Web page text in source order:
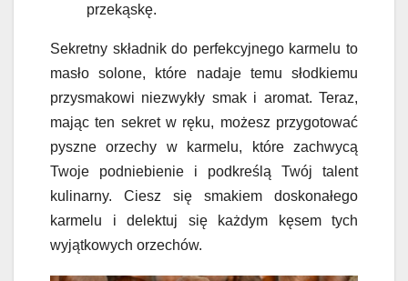
przekąskę.
Sekretny składnik do perfekcyjnego karmelu to
masło solone, które nadaje temu słodkiemu
przysmakowi niezwykły smak i aromat. Teraz,
mając ten sekret w ręku, możesz przygotować
pyszne orzechy w karmelu, które zachwycą
Twoje podniebienie i podkreślą Twój talent
kulinarny. Ciesz się smakiem doskonałego
karmelu i delektuj się każdym kęsem tych
wyjątkowych orzechów.